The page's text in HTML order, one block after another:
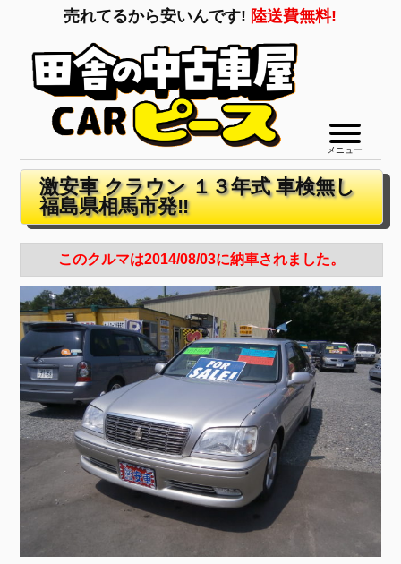
売れてるから安いんです! 陸送費無料!
メニュー
激安車 クラウン １３年式 車検無し
福島県相馬市発‼
このクルマは2014/08/03に納車されました。